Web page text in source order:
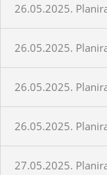
26.05.2025.
26.05.2025.
26.05.2025.
26.05.2025.
27.05.2025.